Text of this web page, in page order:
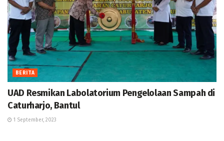
BERITA
UAD Resmikan Labolatorium Pengelolaan Sampah di
Caturharjo, Bantul
1 September, 2023